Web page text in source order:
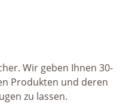
Wir geben Ihnen 30-
Produkten und deren
zu lassen.